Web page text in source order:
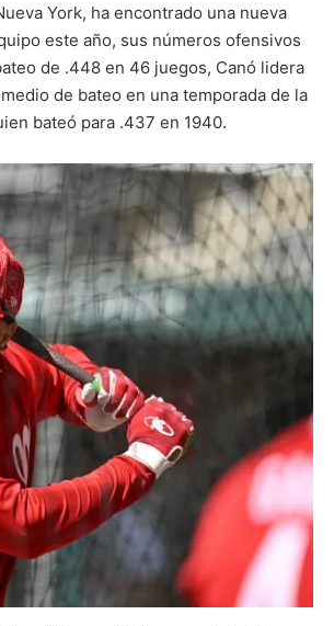
York, ha encontrado una nueva
este año, sus números ofensivos
de .448 en 46 juegos, Canó lidera
de bateo en una temporada de la
bateó para .437 en 1940.